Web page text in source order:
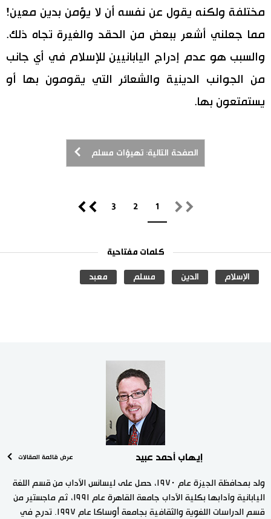
مختلفة ولكنه يقول عن نفسه أن لا يؤمن بدين معين!
مما جعلني أشعر ببعض من الحقد والغيرة تجاه ذلك.
والسبب هو عدم إدراج اليابانيين للإسلام في أي جانب
من الجوانب الدينية والشعائر التي يقومون بها أو
يستمتعون بها.
الصفحة التالية: تهيؤات مسلم
1
2
3
كلمات مفتاحية
الإسلام الدين مسلم معبد
إيهاب أحمد عبيد عرض قائمة المقالات
ولد بمحافظة الجيزة عام ١٩٧٠، حصل على ليسانس الآداب من قسم اللغة
اليابانية وآدابها بكلية الآداب جامعة القاهرة عام ١٩٩١، ثم ماجستير من
قسم الدراسات اللغوية والثقافية بجامعة أوساكا عام ١٩٩٧. تدرج في